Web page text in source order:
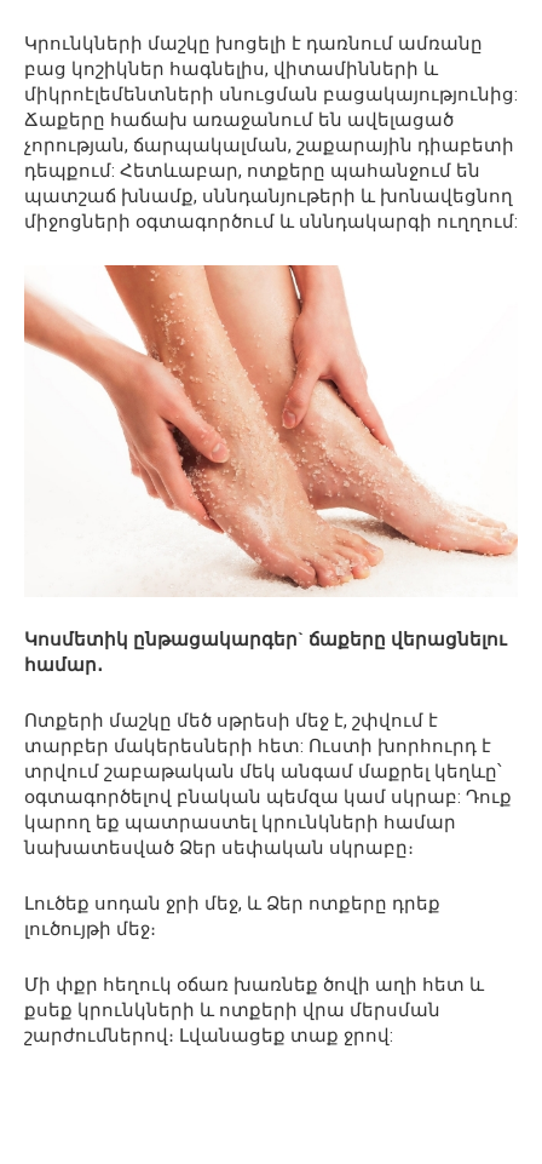
Կրունկների մաշկը խոցելի է դառնում ամռանը
բաց կոշիկներ հագնելիս, վիտամինների և
միկրոէլեմենտների սնուցման բացակայությունից:
Ճաքերը հաճախ առաջանում են ավելացած
չորության, ճարպակալման, շաքարային դիաբետի
դեպքում: Հետևաբար, ոտքերը պահանջում են
պատշաճ խնամք, սննդանյութերի և խոնավեցնող
միջոցների օգտագործում և սննդակարգի ուղղում:
Կոսմետիկ ընթացակարգեր` ճաքերը վերացնելու
համար․
Ոտքերի մաշկը մեծ սթրեսի մեջ է, շփվում է
տարբեր մակերեսների հետ: Ուստի խորհուրդ է
տրվում շաբաթական մեկ անգամ մաքրել կեղևը՝
օգտագործելով բնական պեմզա կամ սկրաբ: Դուք
կարող եք պատրաստել կրունկների համար
նախատեսված Ձեր սեփական սկրաբը։
Լուծեք սոդան ջրի մեջ, և Ձեր ոտքերը դրեք
լուծույթի մեջ։
Մի փքր հեղուկ օճառ խառնեք ծովի աղի հետ և
քսեք կրունկների և ոտքերի վրա մերսման
շարժումներով։ Լվանացեք տաք ջրով: